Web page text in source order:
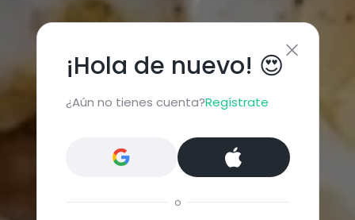
¡Hola de nuevo! 😍
¿Aún no tienes cuenta?Regístrate
o